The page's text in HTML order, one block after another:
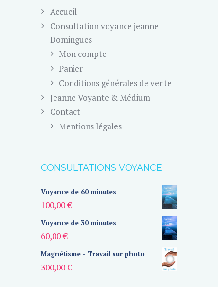
Accueil
Consultation voyance jeanne
Domingues
Mon compte
Panier
Conditions générales de vente
Jeanne Voyante & Médium
Contact
Mentions légales
CONSULTATIONS VOYANCE
Voyance de 60 minutes
100,00€
Voyance de 30 minutes
60,00€
Magnétisme - Travail sur photo
300,00€